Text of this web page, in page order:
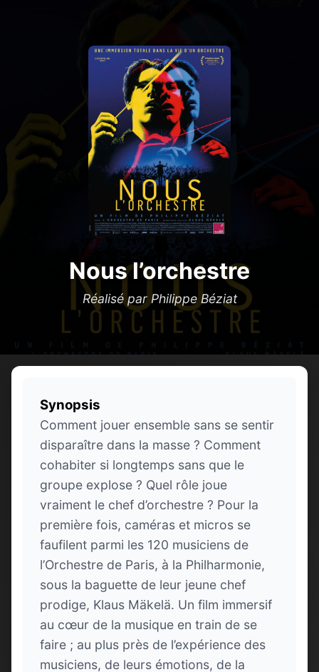
Nous l’orchestre
Réalisé par Philippe Béziat
Synopsis
Comment jouer ensemble sans se sentir
disparaître dans la masse ? Comment
cohabiter si longtemps sans que le
groupe explose ? Quel rôle joue
vraiment le chef d’orchestre ? Pour la
première fois, caméras et micros se
faufilent parmi les 120 musiciens de
l’Orchestre de Paris, à la Philharmonie,
sous la baguette de leur jeune chef
prodige, Klaus Mäkelä. Un film immersif
au cœur de la musique en train de se
faire ; au plus près de l’expérience des
musiciens, de leurs émotions, de la